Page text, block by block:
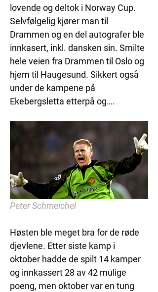
lovende og deltok i Norway Cup.
Selvfølgelig kjører man til
Drammen og en del autografer ble
innkasert, inkl. dansken sin. Smilte
hele veien fra Drammen til Oslo og
hjem til Haugesund. Sikkert også
under de kampene på
Ekebergsletta etterpå og….
Peter Schmeichel
Høsten ble meget bra for de røde
djevlene. Etter siste kamp i
oktober hadde de spilt 14 kamper
og innkassert 28 av 42 mulige
poeng, men oktober var en tung